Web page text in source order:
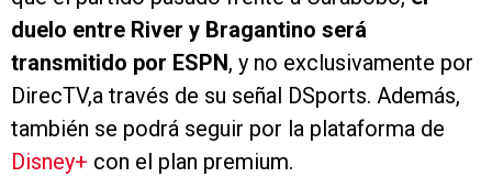
duelo entre River y Bragantino será
transmitido por ESPN , y no exclusivamente por
DirecTV,a través de su señal DSports. Además,
también se podrá seguir por la plataforma de
Disney+ con el plan premium.